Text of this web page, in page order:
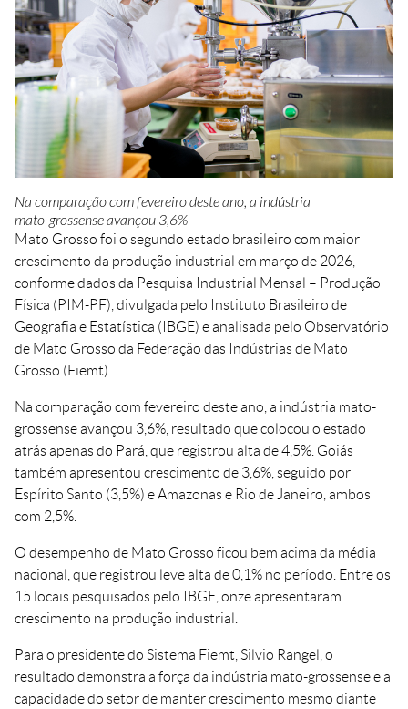
Agenda
Trabalhe Conosco
Portal do Fornecedor
Ouvidoria FIEMT
Certidões
Privacidade e Proteção
de Dados
Balanços Financeiros
Downloads
Na comparação com fevereiro deste ano, a indústria
mato-grossense avançou 3,6%
Mato Grosso foi o segundo estado brasileiro com maior
crescimento da produção industrial em março de 2026,
conforme dados da Pesquisa Industrial Mensal – Produção
Física (PIM-PF), divulgada pelo Instituto Brasileiro de
Geografia e Estatística (IBGE) e analisada pelo Observatório
de Mato Grosso da Federação das Indústrias de Mato
Grosso (Fiemt).
Na comparação com fevereiro deste ano, a indústria mato-
grossense avançou 3,6%, resultado que colocou o estado
atrás apenas do Pará, que registrou alta de 4,5%. Goiás
também apresentou crescimento de 3,6%, seguido por
Espírito Santo (3,5%) e Amazonas e Rio de Janeiro, ambos
com 2,5%.
O desempenho de Mato Grosso ficou bem acima da média
nacional, que registrou leve alta de 0,1% no período. Entre os
15 locais pesquisados pelo IBGE, onze apresentaram
crescimento na produção industrial.
Para o presidente do Sistema Fiemt, Silvio Rangel, o
resultado demonstra a força da indústria mato-grossense e a
capacidade do setor de manter crescimento mesmo diante